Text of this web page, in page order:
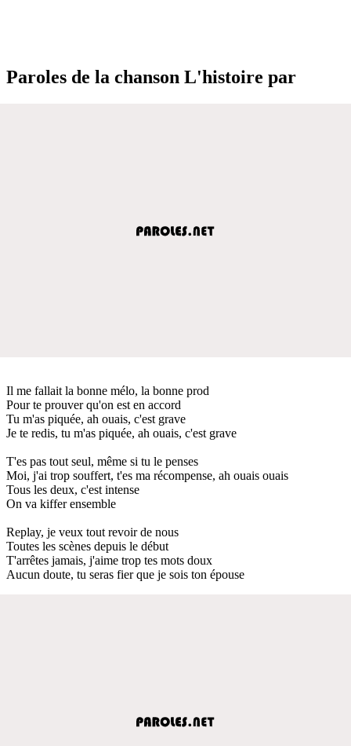
Paroles de la chanson L'histoire par
Il me fallait la bonne mélo, la bonne prod
Pour te prouver qu'on est en accord
Tu m'as piquée, ah ouais, c'est grave
Je te redis, tu m'as piquée, ah ouais, c'est grave
T'es pas tout seul, même si tu le penses
Moi, j'ai trop souffert, t'es ma récompense, ah ouais ouais
Tous les deux, c'est intense
On va kiffer ensemble
Replay, je veux tout revoir de nous
Toutes les scènes depuis le début
T'arrêtes jamais, j'aime trop tes mots doux
Aucun doute, tu seras fier que je sois ton épouse